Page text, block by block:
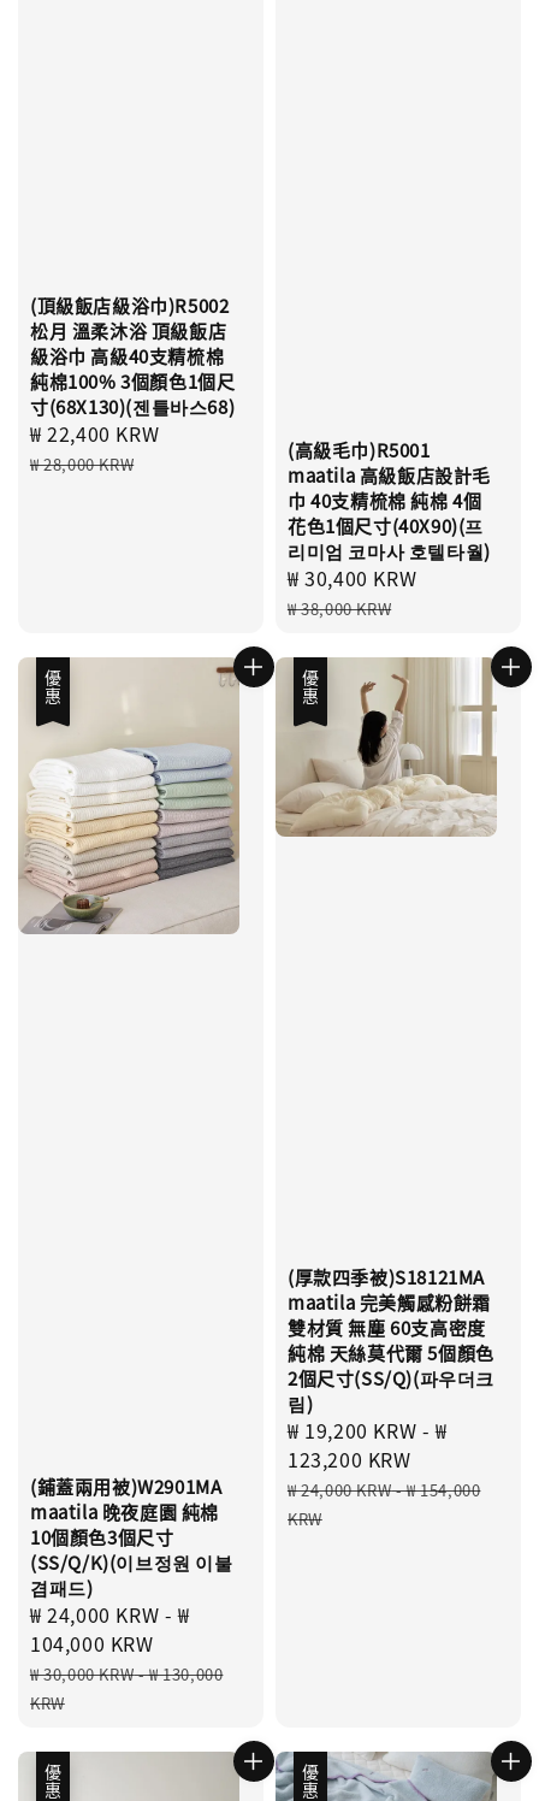
(頂級飯店級浴巾)R5002
松月 溫柔沐浴 頂級飯店
級浴巾 高級40支精梳棉
純棉100% 3個顏色1個尺
寸(68X130)(젠틀바스68)
Sale
price
₩ 22,400 KRW
₩ 28,000 KRW
(高級毛巾)R5001
maatila 高級飯店設計毛
巾 40支精梳棉 純棉 4個
花色1個尺寸(40X90)(프
리미엄 코마사 호텔타월)
Sale
price
₩ 30,400 KRW
₩ 38,000 KRW
優惠
(鋪蓋兩用被)W2901MA
maatila 晚夜庭園 純棉
10個顏色3個尺寸
(SS/Q/K)(이브정원 이불
겸패드)
Sale
price
₩ 24,000 KRW -₩
104,000 KRW
Regular
price
₩ 30,000 KRW-₩ 130,000
KRW
優惠
(厚款四季被)S18121MA
maatila 完美觸感粉餅霜
雙材質 無塵 60支高密度
純棉 天絲莫代爾 5個顏色
2個尺寸(SS/Q)(파우더크
림)
Sale
price
₩ 19,200 KRW -₩
123,200 KRW
Regular
price
₩ 24,000 KRW-₩ 154,000
KRW
優惠 優惠